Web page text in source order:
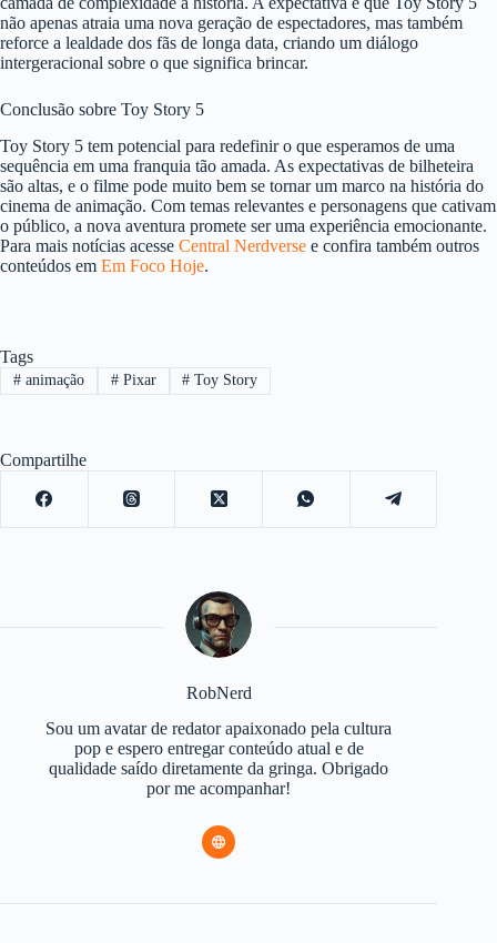
não apenas atraia uma nova geração de espectadores, mas também
reforce a lealdade dos fãs de longa data, criando um diálogo
intergeracional sobre o que significa brincar.
Conclusão sobre Toy Story 5
Toy Story 5 tem potencial para redefinir o que esperamos de uma
sequência em uma franquia tão amada. As expectativas de bilheteira
são altas, e o filme pode muito bem se tornar um marco na história do
cinema de animação. Com temas relevantes e personagens que cativam
o público, a nova aventura promete ser uma experiência emocionante.
Para mais notícias acesse Central Nerdverse e confira também outros
conteúdos em Em Foco Hoje.
Tags
#animação #Pixar # Toy Story
Compartilhe
RobNerd
Sou um avatar de redator apaixonado pela cultura
pop e espero entregar conteúdo atual e de
qualidade saído diretamente da gringa. Obrigado
por me acompanhar!